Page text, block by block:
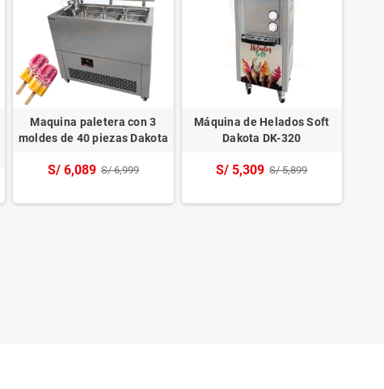
Maquina paletera con 3
moldes de 40 piezas Dakota
S/ 6,089 S/ 6,999
Máquina de Helados Soft
Dakota DK-320
S/ 5,309 S/ 5,899